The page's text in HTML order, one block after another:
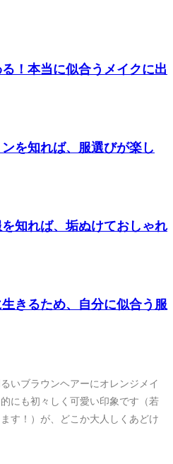
！本当に似合うメイクに出
を知れば、服選びが楽し
知れば、垢ぬけておしゃれ
きるため、自分に似合う服
いブラウンヘアーにオレンジメイ
にも初々しく可愛い印象です（若
す！）が、どこか大人しくあどけ